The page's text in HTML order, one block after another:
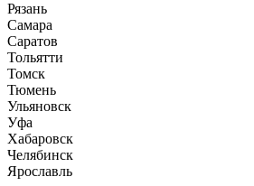
Рязань
Самара
Саратов
Тольятти
Томск
Тюмень
Ульяновск
Уфа
Хабаровск
Челябинск
Ярославль